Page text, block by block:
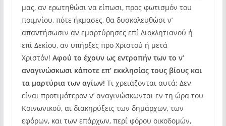
μας, αν ερωτηθώσι να είπωσι, προς φωτισμόν του
ποιμνίου, πότε ήκμασες, θα δυσκολευθώσι ν’
απαντήσωσιν αν εμαρτύρησες επί Διοκλητιανού ή
επί Δεκίου, αν υπήρξες προ Χριστού ή μετά
Χριστόν! Αφού το έχουν ως εντροπήν των το ν’
αναγινώσκωσι κάποτε επ’ εκκλησίας τους βίους και
τα μαρτύρια των αγίων! Τι χρειάζονται αυτά; Δεν
είναι προτιμότερον ν’ αναγινώσκωνται εν τη ώρα του
Κοινωνικού, αι διακηρύξεις των δημάρχων, των
εφόρων, και των επάρχων, περί φόρου οικοδομών,